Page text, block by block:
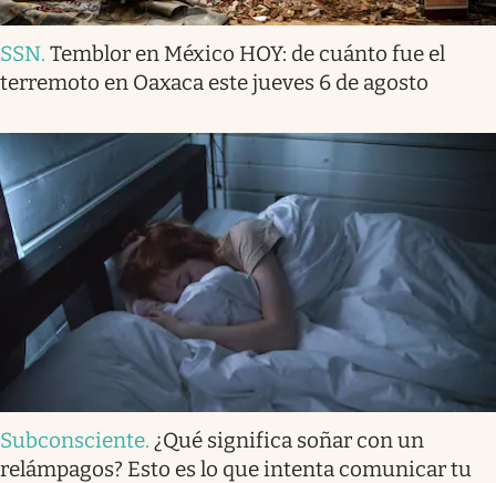
SSN. Temblor en México HOY: de cuánto fue el
terremoto en Oaxaca este jueves 6 de agosto
Subconsciente. ¿Qué significa soñar con un
relámpagos? Esto es lo que intenta comunicar tu